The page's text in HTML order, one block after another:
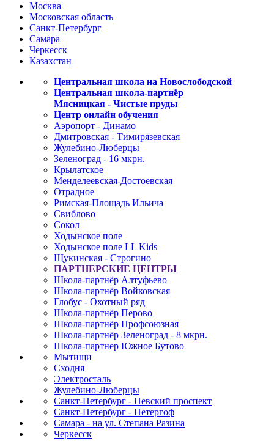
Москва
Московская область
Санкт-Петербург
Самара
Черкесск
Казахстан
Центральная школа на Новослободской
Центральная школа-партнёр
Мясницкая - Чистые пруды
Центр онлайн обучения
Аэропорт - Динамо
Дмитровская - Тимирязевская
Жулебино-Люберцы
Зеленоград - 16 мкрн.
Крылатское
Менделеевская-Достоевская
Отрадное
Римская-Площадь Ильича
Свиблово
Сокол
Ходынское поле
Ходынское поле LL Kids
Щукинская - Строгино
ПАРТНЕРСКИЕ ЦЕНТРЫ
Школа-партнёр Алтуфьево
Школа-партнёр Войковская
Глобус - Охотный ряд
Школа-партнёр Перово
Школа-партнёр Профсоюзная
Школа-партнёр Зеленоград - 8 мкрн.
Школа-партнер Южное Бутово
Мытищи
Сходня
Электросталь
Жулебино-Люберцы
Санкт-Петербург - Невский проспект
Санкт-Петербург - Петергоф
Самара - на ул. Степана Разина
Черкесск